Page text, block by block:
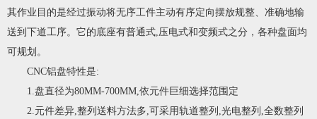
其作业目的是经过振动将无序工件主动有序定向摆放规整、准确地输
送到下道工序。它的底座有普通式,压电式和变频式之分，各种盘面均
可规划。
CNC铝盘特性是:
1.盘直径为80MM-700MM,依元件巨细选择范围定
2.元件差异,整列送料方法多,可采用轨道整列,光电整列,全数整列